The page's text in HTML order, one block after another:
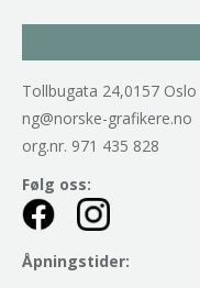
Tollbugata 24,0157
ng@norske-grafikere.no
org.nr. 971 435 828
Følg oss:
Åpningstider: